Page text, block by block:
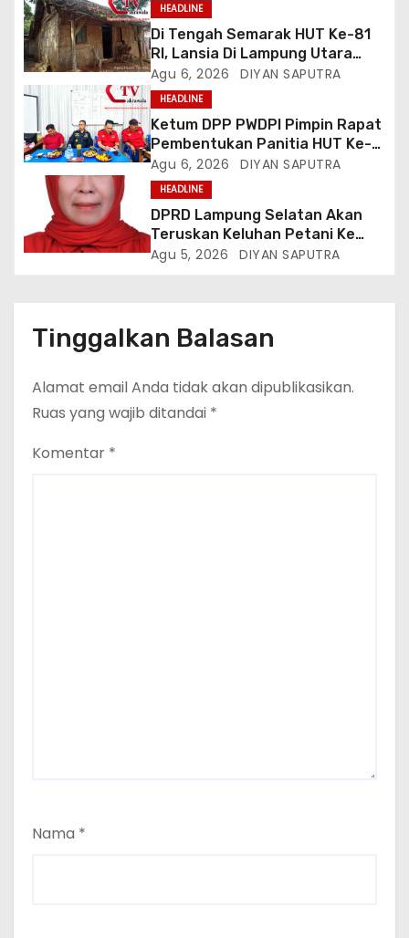
HEADLINE
Di Tengah Semarak HUT Ke-81
RI, Lansia Di Lampung Utara
Hidup Memprihatinkan
Agu 6, 2026 DIYAN SAPUTRA
HEADLINE
Ketum DPP PWDPI Pimpin Rapat
Pembentukan Panitia HUT Ke-4,
Berikut Susunan Dan Rangkaian
Kegiatannya
Agu 6, 2026 DIYAN SAPUTRA
HEADLINE
DPRD Lampung Selatan Akan
Teruskan Keluhan Petani Ke
Dinas Terkait, Minta Audit
Agu 5, 2026 DIYAN SAPUTRA
Tinggalkan Balasan
Alamat email Anda tidak akan dipublikasikan.
Ruas yang wajib ditandai *
Komentar *
Nama *